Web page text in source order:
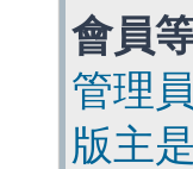
會員
管理
版主